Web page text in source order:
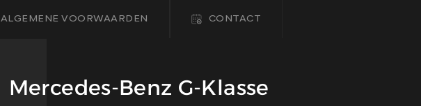
ALGEMENE VOORWAARDEN CONTACT
HOME
Mercedes-Benz G-Klasse